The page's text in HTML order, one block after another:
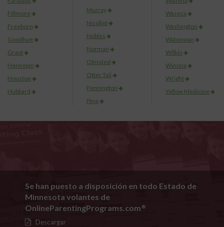
Fillmore
Freeborn
Goodhue
Grant
Hennepin
Houston
Hubbard
Murray
Nicollet
Nobles
Norman
Olmsted
Otter Tail
Pennington
Pine
Waseca
Washington
Watonwan
Wilkin
Winona
Wright
Yellow Medicine
Se han puesto a disposición en todo Estado de
Minnesota volantes de
OnlineParentingPrograms.com ®
Descargar